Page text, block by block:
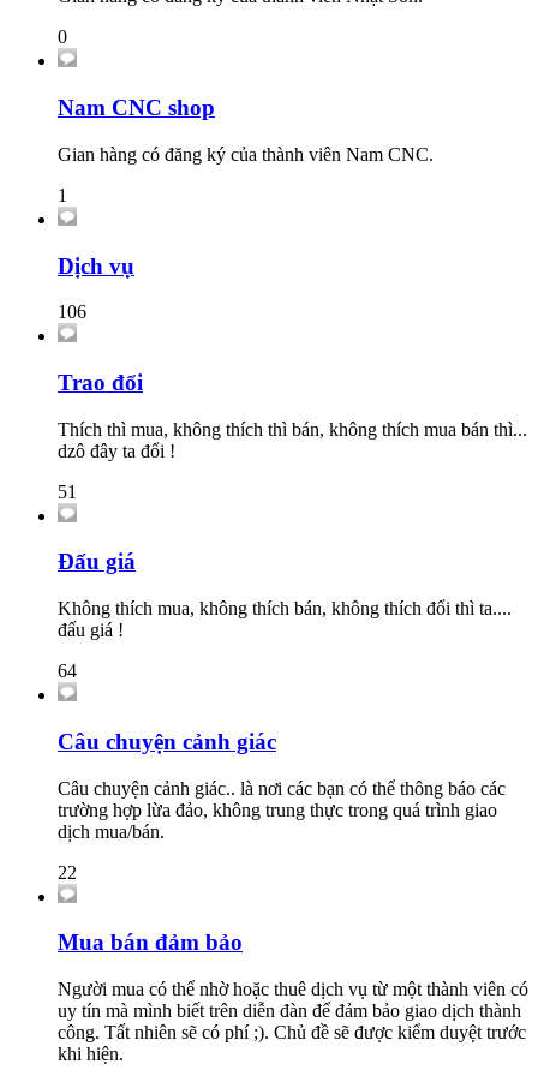
0
Nam CNC shop
Gian hàng có đăng ký của thành viên Nam CNC.
1
Dịch vụ
106
Trao đổi
Thích thì mua, không thích thì bán, không thích mua bán thì...
dzô đây ta đổi !
51
Đấu giá
Không thích mua, không thích bán, không thích đổi thì ta....
đấu giá !
64
Câu chuyện cảnh giác
Câu chuyện cảnh giác.. là nơi các bạn có thể thông báo các
trường hợp lừa đảo, không trung thực trong quá trình giao
dịch mua/bán.
22
Mua bán đảm bảo
Người mua có thể nhờ hoặc thuê dịch vụ từ một thành viên có
uy tín mà mình biết trên diễn đàn để đảm bảo giao dịch thành
công. Tất nhiên sẽ có phí ;). Chủ đề sẽ được kiểm duyệt trước
khi hiện.